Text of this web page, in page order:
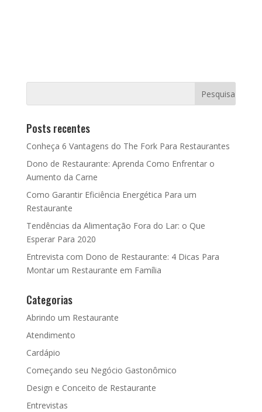
Posts recentes
Conheça 6 Vantagens do The Fork Para Restaurantes
Dono de Restaurante: Aprenda Como Enfrentar o
Aumento da Carne
Como Garantir Eficiência Energética Para um
Restaurante
Tendências da Alimentação Fora do Lar: o Que
Esperar Para 2020
Entrevista com Dono de Restaurante: 4 Dicas Para
Montar um Restaurante em Família
Categorias
Abrindo um Restaurante
Atendimento
Cardápio
Começando seu Negócio Gastonômico
Design e Conceito de Restaurante
Entrevistas